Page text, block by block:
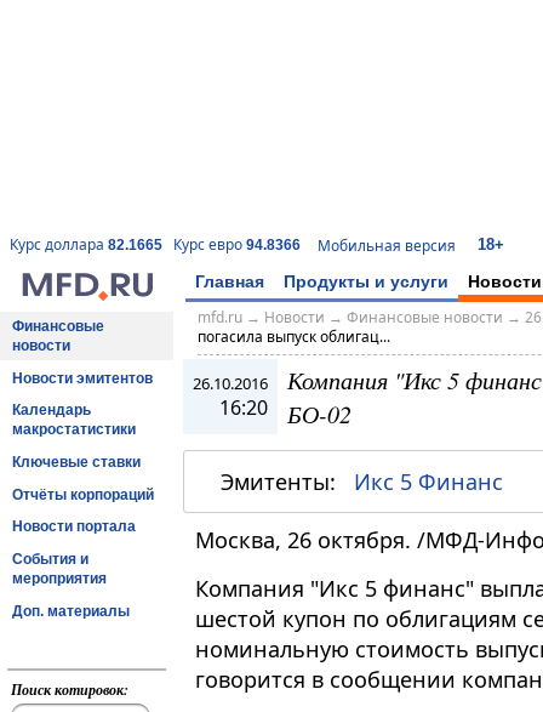
Курс доллара 82.1665 Курс евро 94.8366 Мобильная версия 18+
Главная Продукты и услуги Новости
Финансовые
новости
Новости эмитентов
Календарь
макростатистики
Ключевые ставки
Отчёты корпораций
Новости портала
События и
мероприятия
Доп. материалы
Поиск котировок:
mfd.ru→ Новости → Финансовые новости →
погасила выпуск облигац...
26.10.2016
16:20
Компания "Икс 5
БО-02
Эмитенты: Икс 5 Финанс
Москва, 26 октября. /МФД-
Компания "Икс 5 финанс"
шестой купон по облигациям
номинальную стоимость
говорится в сообщении